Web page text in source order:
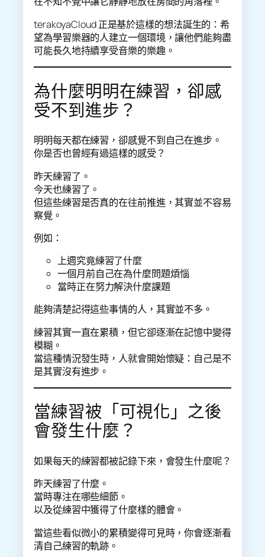
terakoyaCloud 正是基於這樣的想法誕生的：希
望為學習樂器的人建立一個環境，讓他們能夠盡
可能長久地持續享受音樂的樂趣。
為什麼明明在練習，卻感
受不到進步？
明明每天都在練習，卻感覺不到自己在進步。
你是否也曾經有過這樣的感受？
昨天練習了。
今天也練習了。
但這些練習是否真的在往前推進，其實並不容易
察覺。
例如：
上週究竟練習了什麼
一個月前自己在為什麼問題煩惱
當時正在努力解決什麼課題
能夠清楚記得這些事情的人，其實並不多。
練習其實一直在累積，但它卻逐漸在記憶中變得
模糊。
當這種情況發生時，人就會開始懷疑：自己是不
是其實沒有進步。
當練習被「可視化」之後
會發生什麼？
如果每天的練習都被記錄下來，會發生什麼呢？
昨天練習了什麼。
當時專注在哪些細節。
以及從練習中獲得了什麼樣的體會。
當這些看似微小的累積變得可見時，你會逐漸看
清自己練習的軌跡。